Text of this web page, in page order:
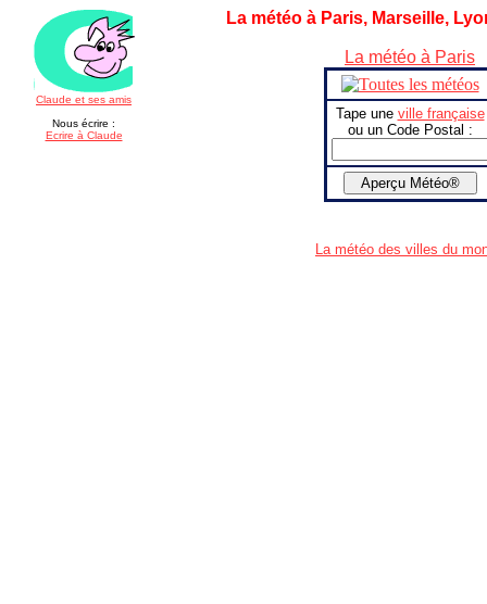
Claude et ses amis
Nous écrire :
Ecrire à Claude
La météo à Paris, Marseille,
La météo à Paris
Tape une ville française
ou un Code Postal :
La météo des villes du